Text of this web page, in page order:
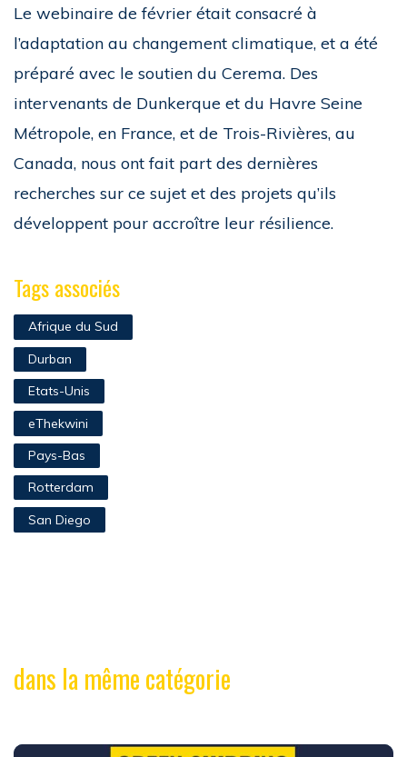
Le webinaire de février était consacré à
l’adaptation au changement climatique, et a été
préparé avec le soutien du Cerema. Des
intervenants de Dunkerque et du Havre Seine
Métropole, en France, et de Trois-Rivières, au
Canada, nous ont fait part des dernières
recherches sur ce sujet et des projets qu’ils
développent pour accroître leur résilience.
Tags associés
Afrique du Sud
Durban
Etats-Unis
eThekwini
Pays-Bas
Rotterdam
San Diego
dans la même catégorie